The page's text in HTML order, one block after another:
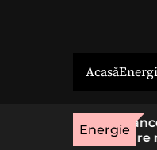
Acasă
Energie
afecțiune rară